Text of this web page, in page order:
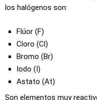
los halógenos son:
Flúor (F)
Cloro (Cl)
Bromo (Br)
Iodo (I)
Astato (At)
Son elementos muy